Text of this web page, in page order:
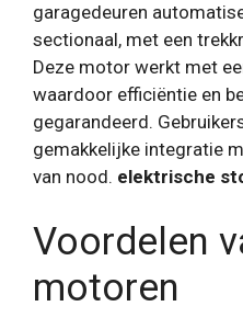
garagedeuren
sectionaal, met een
Deze motor werkt met
waardoor efficiëntie en
gegarandeerd.
gemakkelijke integratie
van nood. elektrische
Voordelen
motoren